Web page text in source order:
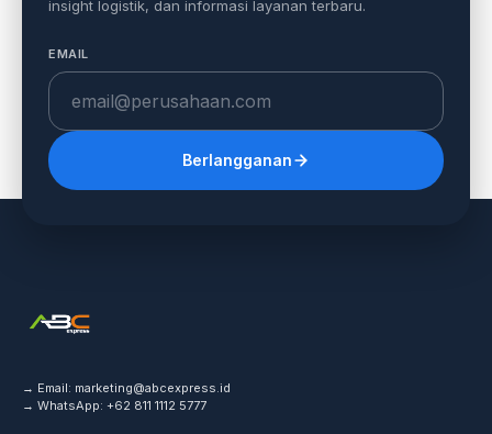
insight logistik, dan informasi layanan terbaru.
EMAIL
Berlangganan
→ Email: marketing@abcexpress.id
→ WhatsApp: +62 811 1112 5777